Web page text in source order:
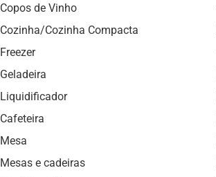
Copos de Vinho
Cozinha/Cozinha Compacta
Freezer
Geladeira
Liquidificador
Cafeteira
Mesa
Mesas e cadeiras